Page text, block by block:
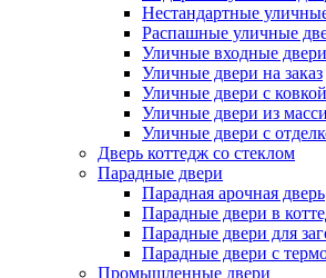
Нестандартные
Распашные уличные
Уличные входные
Уличные двери на заказ
Уличные двери с ковкой
Уличные двери из
Уличные двери с
Дверь коттедж со стеклом
Парадные двери
Парадная арочная дверь
Парадные двери в
Парадные двери для
Парадные двери с
Промышленные двери